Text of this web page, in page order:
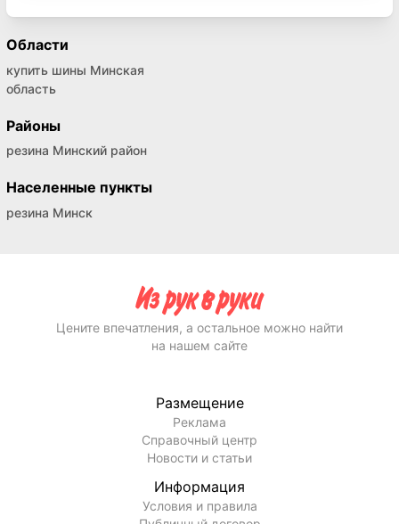
Области
купить шины Минская
область
Районы
резина Минский район
Населенные пункты
резина Минск
Цените впечатления, а остальное можно найти
на нашем сайте
Размещение
Реклама
Справочный центр
Новости и статьи
Информация
Условия и правила